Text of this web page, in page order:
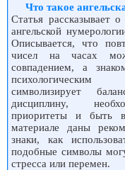
Что такое
Статья рассказывает
ангельской
Описывается, что
чисел на часах
совпадением, а
символизирует
дисциплину,
приоритеты и быть
материале даны
знаки, как
подобные символы
стресса или перемен.